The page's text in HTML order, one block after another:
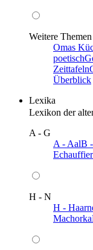
Weitere Themen
Omas
poetisch
Zeittafeln
Überblick
Lexika
Lexikon der
A - G
A - AalB
H - N
H -
Machorka